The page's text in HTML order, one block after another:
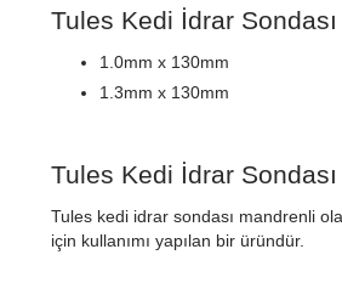
Tules Kedi İdrar
1.0mm x 130mm
1.3mm x 130mm
Tules Kedi İdrar
Tules kedi idrar sondası mandrenli
için kullanımı yapılan bir üründür.